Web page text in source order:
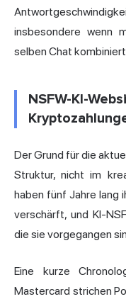
insbesondere wenn
selben Chat
NSFW-KI-
Der Grund für die
Struktur, nicht im
haben fünf Jahre lang
verschärft, und KI-
die sie vorgegangen
Eine kurze
Mastercard strichen